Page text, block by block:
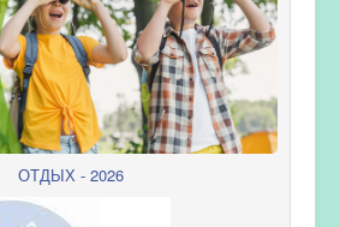
ОТДЫХ - 2026